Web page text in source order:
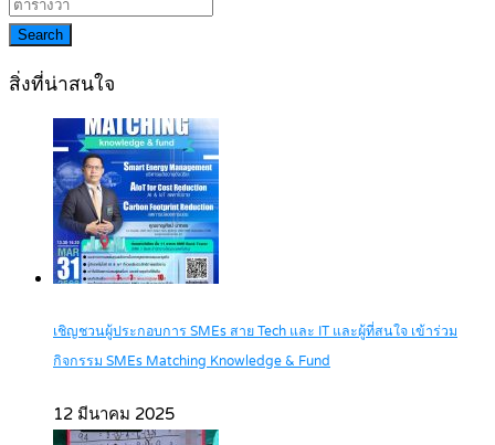
Search
สิ่งที่น่าสนใจ
เชิญชวนผู้ประกอบการ SMEs สาย Tech และ IT และผู้ที่สนใจ เข้าร่วม
กิจกรรม SMEs Matching Knowledge & Fund
12 มีนาคม 2025